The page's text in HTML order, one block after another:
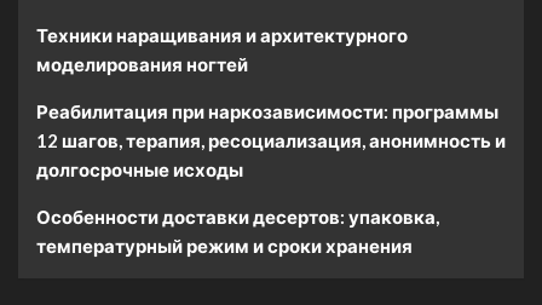
Техники наращивания и архитектурного
моделирования ногтей
Реабилитация при наркозависимости: программы
12 шагов, терапия, ресоциализация, анонимность и
долгосрочные исходы
Особенности доставки десертов: упаковка,
температурный режим и сроки хранения